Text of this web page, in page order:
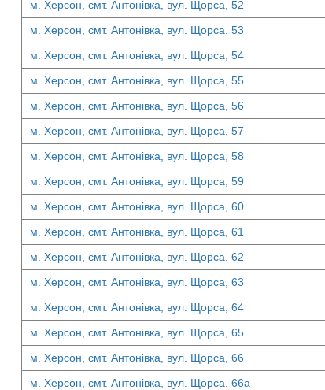
м. Херсон, смт. Антонівка, вул. Щорса, 52
м. Херсон, смт. Антонівка, вул. Щорса, 53
м. Херсон, смт. Антонівка, вул. Щорса, 54
м. Херсон, смт. Антонівка, вул. Щорса, 55
м. Херсон, смт. Антонівка, вул. Щорса, 56
м. Херсон, смт. Антонівка, вул. Щорса, 57
м. Херсон, смт. Антонівка, вул. Щорса, 58
м. Херсон, смт. Антонівка, вул. Щорса, 59
м. Херсон, смт. Антонівка, вул. Щорса, 60
м. Херсон, смт. Антонівка, вул. Щорса, 61
м. Херсон, смт. Антонівка, вул. Щорса, 62
м. Херсон, смт. Антонівка, вул. Щорса, 63
м. Херсон, смт. Антонівка, вул. Щорса, 64
м. Херсон, смт. Антонівка, вул. Щорса, 65
м. Херсон, смт. Антонівка, вул. Щорса, 66
м. Херсон, смт. Антонівка, вул. Щорса, 66а